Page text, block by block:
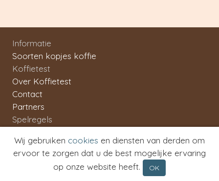
Wij gebruiken cookies en diensten van derden om
ervoor te zorgen dat u de best mogelijke ervaring
op onze website heeft.
OK
Informatie
Soorten kopjes koffie
Koffietest
Over Koffietest
Contact
Partners
Spelregels
Privacy
Copyright 2007 - 2026 Koffietest